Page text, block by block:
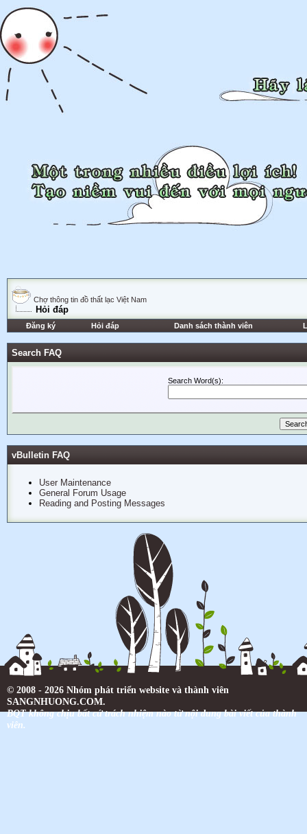
Chợ thông tin đồ thất lạc Việt Nam
Hỏi đáp
Đăng ký Hỏi đáp Danh sách thành viên
Search FAQ
Search Word(s):
vBulletin FAQ
User Maintenance
General Forum Usage
Reading and Posting Messages
© 2008 - 2026 Nhóm phát triển website và thành viên
SANGNHUONG.COM.
BQT không chịu bất cứ trách nhiệm nào từ nội dung bài viết của thành
viên.